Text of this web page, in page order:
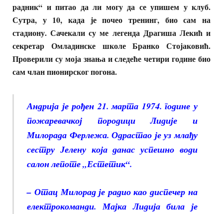
радник“ и питао да ли могу да се упишем у клуб.
Сутра, у 10, када је почео тренинг, био сам на
стадиону. Сачекали су ме легенда Драгиша Лекић и
секретар Омладинске школе Бранко Стојаковић.
Проверили су моја знања и следеће четири године био
сам члан пионирског погона.
Андрија је рођен 21. марта 1974. године у
пожаревачкој породици Лидије и
Милорада Ферлежа. Одрастао је уз млађу
сестру Јелену која данас успешно води
салон лепоте „Естетик“.
– Отац Милорад је радио као диспечер на
електрокоманди. Мајка Лидија била је